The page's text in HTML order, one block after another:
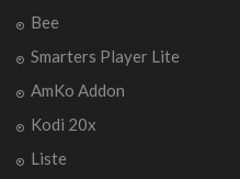
Bee
Smarters Player Lite
AmKo Addon
Kodi 20x
Liste